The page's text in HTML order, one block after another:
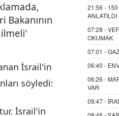
Bakanının
İsrail'in
söyledi:
İsrail'in
21:56 -
ANLATILDI
07:28 -
OKUMAK
07:01 -
06:40 -
06:26 -
VAR
09:47 -